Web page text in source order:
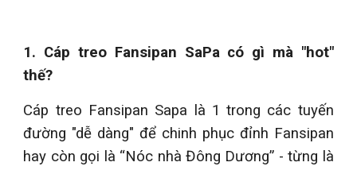
1. Cáp treo Fansipan SaPa có gì mà "hot"
thế?
Cáp treo Fansipan Sapa là 1 trong các tuyến
đường "dễ dàng" để chinh phục đỉnh Fansipan
hay còn gọi là “Nóc nhà Đông Dương” - từng là